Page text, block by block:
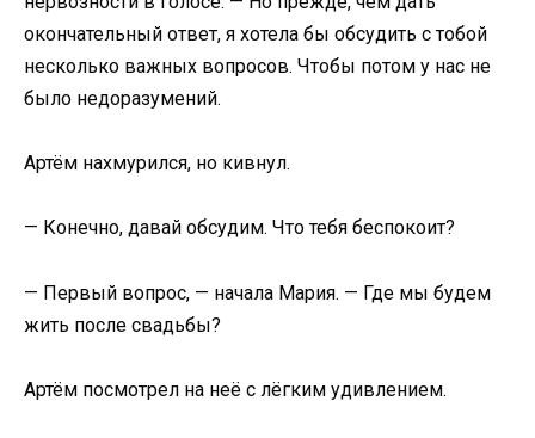
окончательный ответ, я хотела бы обсудить с тобой
несколько важных вопросов. Чтобы потом у нас не
было недоразумений.
Артём нахмурился, но кивнул.
— Конечно, давай обсудим. Что тебя беспокоит?
— Первый вопрос, — начала Мария. — Где мы будем
жить после свадьбы?
Артём посмотрел на неё с лёгким удивлением.